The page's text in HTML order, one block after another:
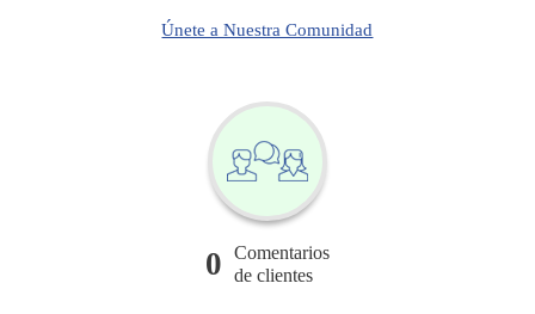
Únete a Nuestra Comunidad
0
Comentarios
de clientes